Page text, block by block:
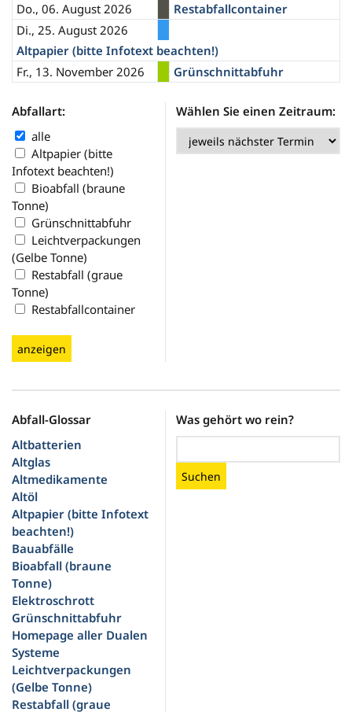
Do., 06. August 2026
Restabfallcontainer
Di., 25. August 2026
Altpapier (bitte Infotext beachten!)
Fr., 13. November 2026
Grünschnittabfuhr
Abfallart:
alle
Altpapier (bitte
Infotext beachten!)
Bioabfall (braune
Tonne)
Grünschnittabfuhr
Leichtverpackungen
(Gelbe Tonne)
Restabfall (graue
Tonne)
Restabfallcontainer
anzeigen
Wählen Sie einen Zeitraum:
Abfall-Glossar
Altbatterien
Altglas
Altmedikamente
Altöl
Altpapier (bitte Infotext
beachten!)
Bauabfälle
Bioabfall (braune
Tonne)
Elektroschrott
Grünschnittabfuhr
Homepage aller Dualen
Systeme
Leichtverpackungen
(Gelbe Tonne)
Restabfall (graue
Was gehört wo rein?
Suchen